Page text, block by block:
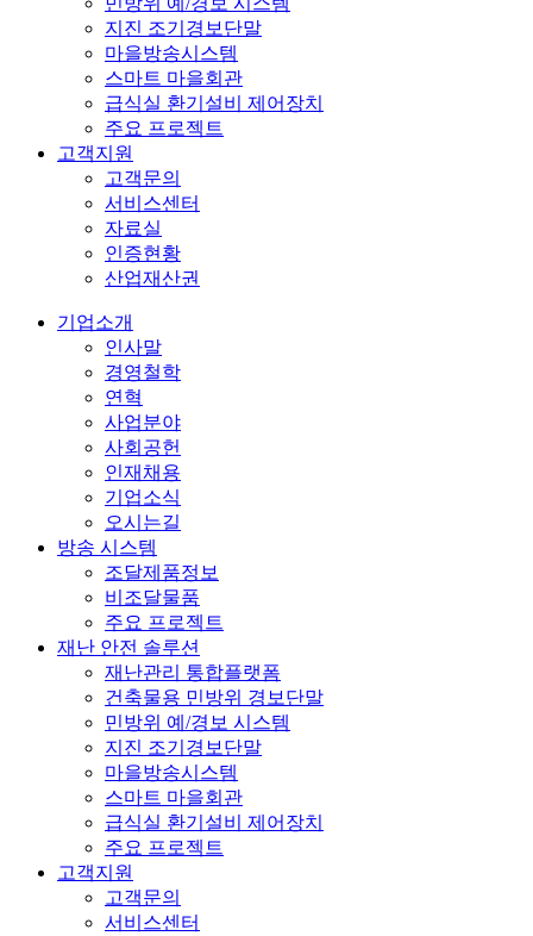
지진 조기경보단말
마을방송시스템
스마트 마을회관
급식실 환기설비 제어장치
주요 프로젝트
고객지원
고객문의
서비스센터
자료실
인증현황
산업재산권
기업소개
인사말
경영철학
연혁
사업분야
사회공헌
인재채용
기업소식
오시는길
방송 시스템
조달제품정보
비조달물품
주요 프로젝트
재난 안전 솔루션
재난관리 통합플랫폼
건축물용 민방위 경보단말
민방위 예/경보 시스템
지진 조기경보단말
마을방송시스템
스마트 마을회관
급식실 환기설비 제어장치
주요 프로젝트
고객지원
고객문의
서비스센터